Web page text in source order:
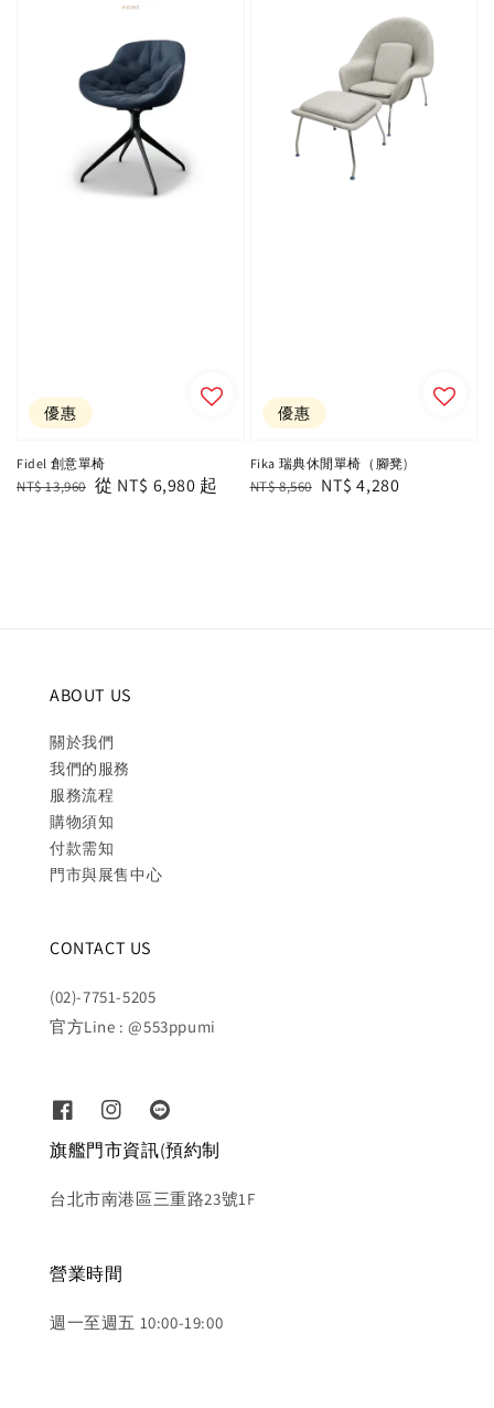
優惠
Fidel 創意單椅
Regular
NT$ 13,960 Sale
從 NT$ 6,980 起
優惠
Fika 瑞典休閒單椅（腳凳)
Regular
NT$ 8,560 Sale
NT$ 4,280
ABOUT US
關於我們
我們的服務
服務流程
購物須知
付款需知
門市與展售中心
CONTACT US
(02)-7751-5205
官方Line : @553ppumi
旗艦門市資訊(預約制
台北市南港區三重路23號1F
營業時間
週一至週五 10:00-19:00